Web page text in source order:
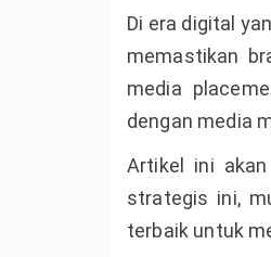
Di era digital
memastikan
media
dengan media
Artikel ini
strategis ini,
terbaik untuk